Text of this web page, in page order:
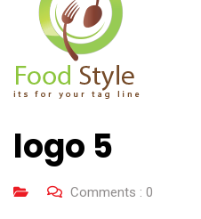
logo 5
Comments : 0